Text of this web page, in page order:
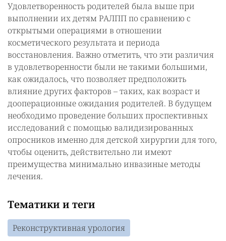
Удовлетворенность родителей была выше при
выполнении их детям РАЛПП по сравнению с
открытыми операциями в отношении
косметического результата и периода
восстановления. Важно отметить, что эти различия
в удовлетворенности были не такими большими,
как ожидалось, что позволяет предположить
влияние других факторов – таких, как возраст и
дооперационные ожидания родителей. В будущем
необходимо проведение больших проспективных
исследований с помощью валидизированных
опросников именно для детской хирургии для того,
чтобы оценить, действительно ли имеют
преимущества минимально инвазиные методы
лечения.
Тематики и теги
Реконструктивная урология